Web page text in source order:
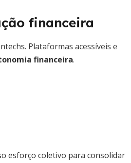
financeira
Plataformas acessíveis e
financeira.
esforço coletivo para consolidar